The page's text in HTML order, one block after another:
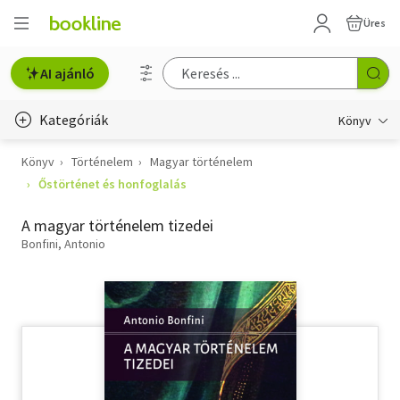
Üres
AI ajánló
Kategóriák Könyv
Életmód, egészség
Gyermek- és ifjúsági
Hobbi, szabadidő
Könyv Történelem
Magyar történelem
Őstörténet és honfoglalás
A magyar történelem tizedei
Bonfini, Antonio